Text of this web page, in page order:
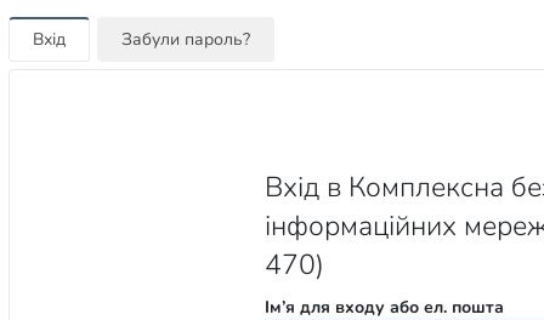
Вхід Забули пароль?
Вхід в Комплексна
інформаційних
470)
Ім’я для входу або ел. пошта